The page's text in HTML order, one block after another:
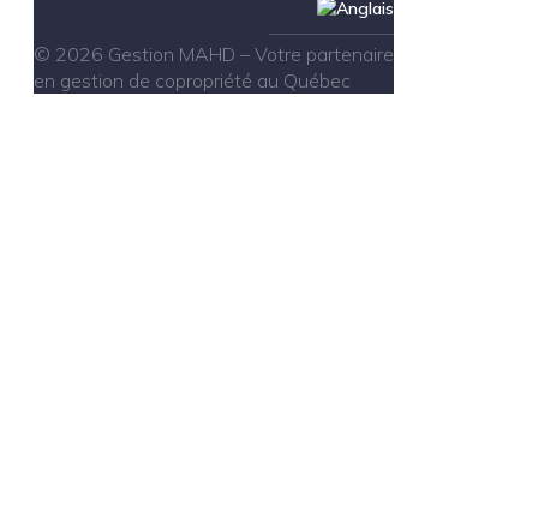
© 2026 Gestion MAHD – Votre partenaire
en gestion de copropriété au Québec